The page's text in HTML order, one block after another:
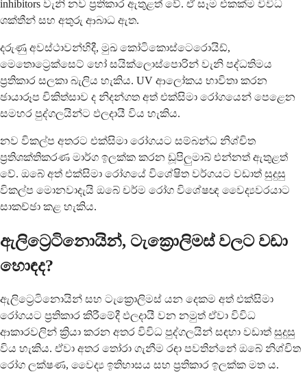
inhibitors වැනි නව ප්‍රතිකාර ඇතුළත් වේ. ඒ සෑම එකක්ම විවිධ
ශක්තීන් සහ අතුරු ආබාධ ඇත.
දරුණු අවස්ථාවන්හිදී, මුඛ කෝටිකොස්ටෙරොයිඩ්,
මෙතොට්‍රෙක්සෙට් හෝ සයික්ලොස්පොරින් වැනි පද්ධතිමය
ප්‍රතිකාර සලකා බැලිය හැකිය. UV ආලෝකය භාවිතා කරන
ඡායාරූප චිකිත්සාව ද නිදන්ගත අත් එක්සිමා රෝගයෙන් පෙළෙන
සමහර පුද්ගලයින්ට ඵලදායී විය හැකිය.
නව විකල්ප අතරට එක්සිමා රෝගයට සම්බන්ධ නිශ්චිත
ප්‍රතිශක්තිකරණ මාර්ග ඉලක්ක කරන ඩූපිලුමාබ් එන්නත් ඇතුළත්
වේ. ඔබේ අත් එක්සිමා රෝගයේ විශේෂිත වර්ගයට වඩාත් සුදුසු
විකල්ප මොනවාදැයි ඔබේ චර්ම රෝග විශේෂඥ වෛද්‍යවරයාට
සාකච්ඡා කළ හැකිය.
ඇලිට්‍රෙටිනොයින්, ටැක්‍රොලිමස් වලට වඩා
හොඳද?
ඇලිට්‍රෙටිනොයින් සහ ටැක්‍රොලිමස් යන දෙකම අත් එක්සිමා
රෝගයට ප්‍රතිකාර කිරීමේදී ඵලදායී වන නමුත් ඒවා විවිධ
ආකාරවලින් ක්‍රියා කරන අතර විවිධ පුද්ගලයින් සඳහා වඩාත් සුදුසු
විය හැකිය. ඒවා අතර තෝරා ගැනීම රඳා පවතින්නේ ඔබේ නිශ්චිත
රෝග ලක්ෂණ, වෛද්‍ය ඉතිහාසය සහ ප්‍රතිකාර ඉලක්ක මත ය.